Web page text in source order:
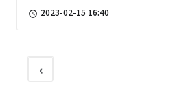
access_time 2023-02-15 16:40
‹